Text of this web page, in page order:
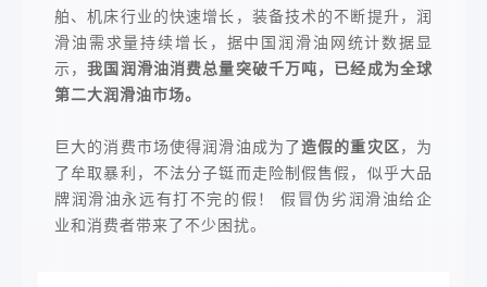
舶、机床行业的快速增长，装备技术的不断提升，润
滑油需求量持续增长，据中国润滑油网统计数据显
示，我国润滑油消费总量突破千万吨，已经成为全球
第二大润滑油市场。
巨大的消费市场使得润滑油成为了造假的重灾区 ，为
了牟取暴利，不法分子铤而走险制假售假，似乎大品
牌润滑油永远有打不完的假！ 假冒伪劣润滑油给企
业和消费者带来了不少困扰。